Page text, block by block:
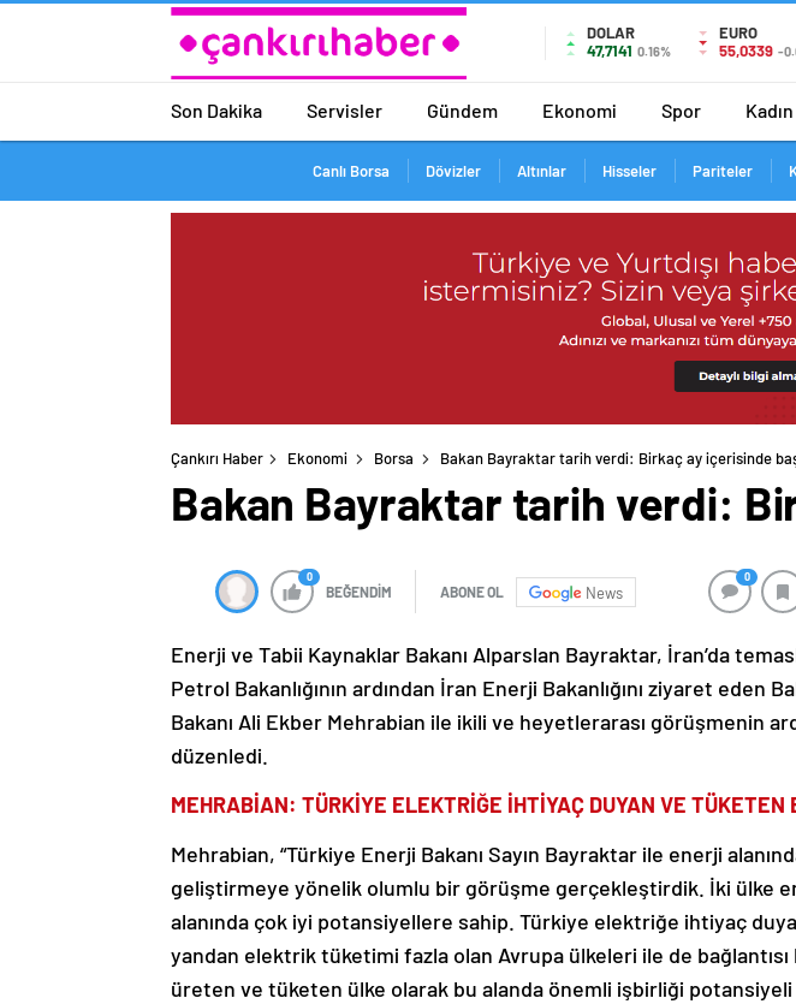
DOLAR
47,7141 0.16%
EURO
55,0339 -
Son Dakika Servisler Gündem Ekonomi Spor Kadın
Canlı Borsa Dövizler Altınlar Hisseler Pariteler
Çankırı Haber Ekonomi Borsa Bakan Bayraktar tarih verdi: Birkaç ay içerisinde
Bakan Bayraktar tarih verdi:
0
BEĞENDİM ABONE OL News
0
Enerji ve Tabii Kaynaklar Bakanı Alparslan Bayraktar, İran’da
Petrol Bakanlığının ardından İran Enerji Bakanlığını ziyaret eden
Bakanı Ali Ekber Mehrabian ile ikili ve heyetlerarası görüşmenin
düzenledi.
MEHRABİAN: TÜRKİYE ELEKTRİĞE İHTİYAÇ DUYAN VE TÜKETEN
Mehrabian, “Türkiye Enerji Bakanı Sayın Bayraktar ile enerji
geliştirmeye yönelik olumlu bir görüşme gerçekleştirdik. İki ülke
alanında çok iyi potansiyellere sahip. Türkiye elektriğe ihtiyaç
yandan elektrik tüketimi fazla olan Avrupa ülkeleri ile de
üreten ve tüketen ülke olarak bu alanda önemli işbirliği potansiyeli